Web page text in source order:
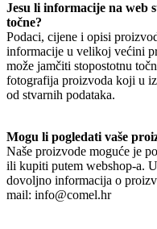
Jesu li informacije na web
točne?
Podaci, cijene i opisi
informacije u velikoj većini
može jamčiti stopostotnu
fotografija proizvoda koji u
od stvarnih podataka.
Mogu li pogledati vaše
Naše proizvode moguće je
ili kupiti putem webshop-a.
dovoljno informacija o
mail: info@comel.hr